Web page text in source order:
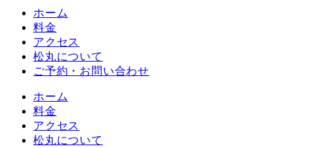
ホーム
料金
アクセス
松丸について
ご予約・お問い合わせ
ホーム
料金
アクセス
松丸について